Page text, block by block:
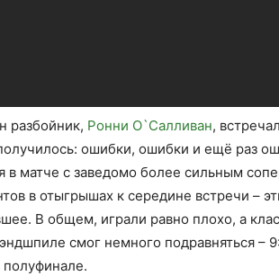
разбойник, Ронни О`Салливан,
ошибки, ошибки и ещё раз
в матче с заведомо более сильным
в отыгрышах к середине встречи –
В общем, играли равно плохо, а
смог немного подравняться –
полуфинале.